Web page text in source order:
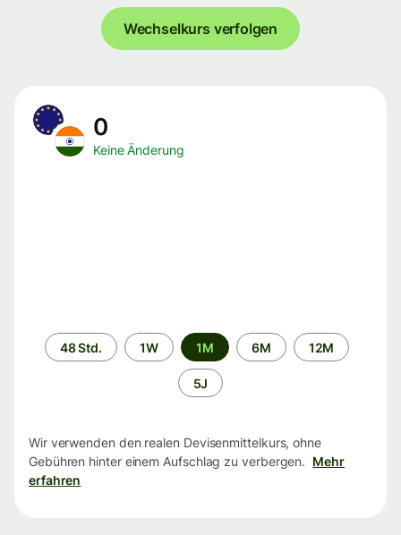
Wechselkurs verfolgen
0
Keine Änderung
Zeitraum
48 Std. 1W 1M 6M 12M
5J
Wir verwenden den realen Devisenmittelkurs, ohne
Gebühren hinter einem Aufschlag zu verbergen. Mehr
erfahren